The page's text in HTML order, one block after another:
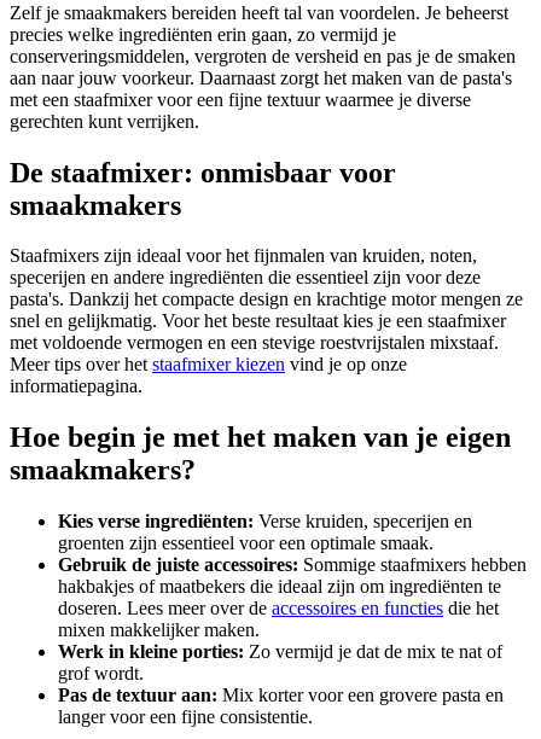
Zelf je smaakmakers bereiden heeft tal van voordelen. Je beheerst
precies welke ingrediënten erin gaan, zo vermijd je
conserveringsmiddelen, vergroten de versheid en pas je de smaken
aan naar jouw voorkeur. Daarnaast zorgt het maken van de pasta's
met een staafmixer voor een fijne textuur waarmee je diverse
gerechten kunt verrijken.
De staafmixer: onmisbaar voor
smaakmakers
Staafmixers zijn ideaal voor het fijnmalen van kruiden, noten,
specerijen en andere ingrediënten die essentieel zijn voor deze
pasta's. Dankzij het compacte design en krachtige motor mengen ze
snel en gelijkmatig. Voor het beste resultaat kies je een staafmixer
met voldoende vermogen en een stevige roestvrijstalen mixstaaf.
Meer tips over hetstaafmixer kiezen vind je op onze
informatiepagina.
Hoe begin je met het maken van je eigen
smaakmakers?
Kies verse ingrediënten: Verse kruiden, specerijen en
groenten zijn essentieel voor een optimale smaak.
Gebruik de juiste accessoires: Sommige staafmixers hebben
hakbakjes of maatbekers die ideaal zijn om ingrediënten te
doseren. Lees meer over de accessoires en functies die het
mixen makkelijker maken.
Werk in kleine porties: Zo vermijd je dat de mix te nat of
grof wordt.
Pas de textuur aan: Mix korter voor een grovere pasta en
langer voor een fijne consistentie.